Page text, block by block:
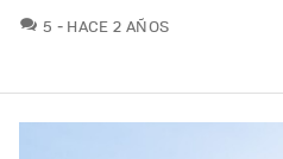
5 COMENTARIOS
HACE 2 AÑOS